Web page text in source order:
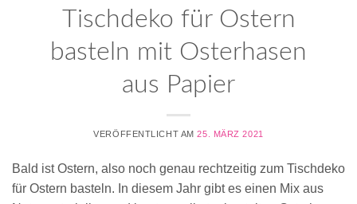
Tischdeko für Ostern
basteln mit Osterhasen
aus Papier
VERÖFFENTLICHT AM25. MÄRZ 2021
Bald ist Ostern, also noch genau rechtzeitig zum Tischdeko
für Ostern basteln. In diesem Jahr gibt es einen Mix aus